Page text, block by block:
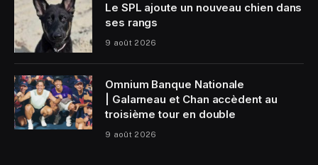
Le SPL ajoute un nouveau chien dans
ses rangs
9 août 2026
Omnium Banque Nationale
| Galarneau et Chan accèdent au
troisième tour en double
9 août 2026